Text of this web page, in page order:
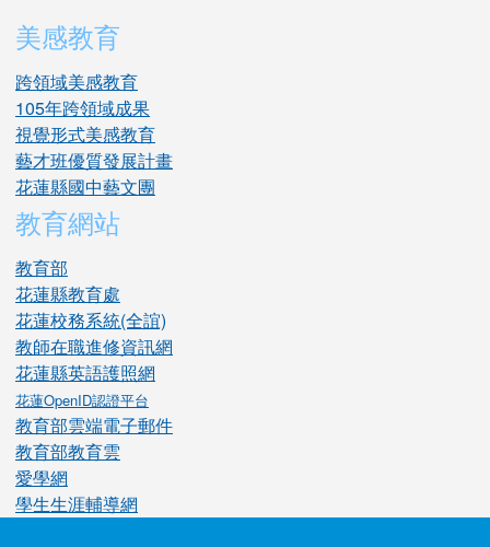
美感教育
跨領域美感教育
105年跨領域成果
視覺形式美感教育
藝才班優質發展計畫
花蓮縣國中藝文團
教育網站
教育部
花蓮縣教育處
花蓮校務系統(全誼)
教師在職進修資訊網
花蓮縣英語護照網
花蓮OpenID認證平台
教育部雲端電子郵件
教育部教育雲
愛學網
學生生涯輔導網